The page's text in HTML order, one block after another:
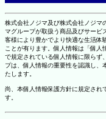
株式会社ノジマ及び株式会社ノジマ
マグループが取扱う商品及びサービ
客様により豊かでより快適な生活体
ことが有ります。個人情報は「個
で規定されている個人情報に限らず
プは、個人情報の重要性を認識し、
たします。
尚、本個人情報保護方針に規定され
す。